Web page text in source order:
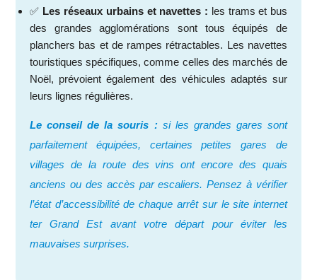
✅ Les réseaux urbains et navettes : les trams et bus
des grandes agglomérations sont tous équipés de
planchers bas et de rampes rétractables. Les navettes
touristiques spécifiques, comme celles des marchés de
Noël, prévoient également des véhicules adaptés sur
leurs lignes régulières.
Le conseil de la souris :si les grandes gares sont
parfaitement équipées, certaines petites gares de
villages de la route des vins ont encore des quais
anciens ou des accès par escaliers. Pensez à vérifier
l’état d’accessibilité de chaque arrêt sur le site internet
ter Grand Est avant votre départ pour éviter les
mauvaises surprises.